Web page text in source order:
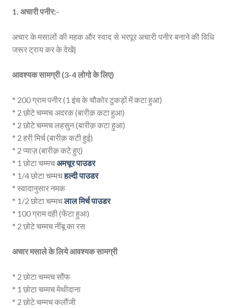
1. अचारी पनीर:-
अचार के मसालों की महक और स्वाद से भरपूर अचारी पनीर बनाने की विधि
जरूर ट्राय कर के देखें|
आवश्यक सामग्री (3-4 लोगो के लिए)
* 200 ग्राम पनीर (1 इंच के चौकोर टुकड़ों में कटा हुआ)
* 2 छोटे चम्मच अदरक (बारीक़ कटा हुआ)
* 2 छोटे चम्मच लहसुन (बारीक़ कटा हुआ)
* 2 हरी मिर्च (बारीक़ कटी हुई)
* 2 प्याज़ (बारीक़ कटे हुए)
* 1 छोटा चम्मचअमचूर पाउडर
* 1/4 छोटा चम्मचहल्दी पाउडर
* स्वादानुसार नमक
* 1/2 छोटा चम्मचलाल मिर्च पाउडर
* 100 ग्राम दही (फेंटा हुआ)
* 2 छोटे चम्मच नींबू का रस
अचार मसाले के लिये आवश्यक सामग्री
* 2 छोटा चम्मच सौंफ
* 1 छोटा चम्मच मेथीदाना
* 2 छोटे चम्मच कलौंजी